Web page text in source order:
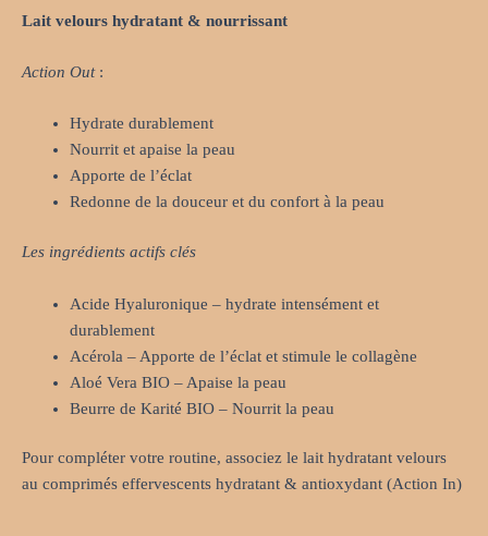
Lait velours hydratant & nourrissant
Action Out:
Hydrate durablement
Nourrit et apaise la peau
Apporte de l’éclat
Redonne de la douceur et du confort à la peau
Les ingrédients actifs clés
Acide Hyaluronique – hydrate intensément et
durablement
Acérola – Apporte de l’éclat et stimule le collagène
Aloé Vera BIO – Apaise la peau
Beurre de Karité BIO – Nourrit la peau
Pour compléter votre routine, associez le lait hydratant velours
au comprimés effervescents hydratant & antioxydant (Action In)